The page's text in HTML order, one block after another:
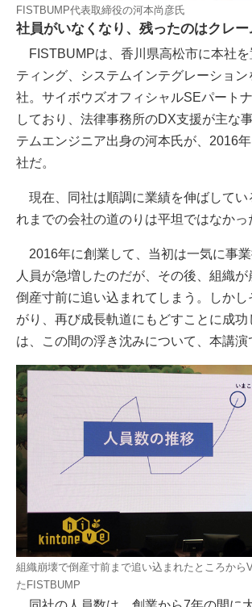
FISTBUMP代表取締役の河本尚彦氏
社員がいなくなり、残ったのはクレ
FISTBUMPは、香川県高松市に本社を
ティング、システムインテグレーション
社。サイボウズオフィシャルSEパート
しており、法律事務所のDX支援が主な
テムエンジニア出身の河本氏が、2016
社だ。
現在、同社は順調に業績を伸ばしてい
れまでの会社の道のりは平坦ではなかっ
2016年に創業して、当初は一気に事業
人員が急増したのだが、その後、組織
倒産寸前に追い込まれてしまう。しかし
がり、再び成長軌道にもどすことに成功
は、この間の浮き沈みについて、本講演
組織崩壊で倒産寸前まで追い込まれたところから
たFISTBUMP